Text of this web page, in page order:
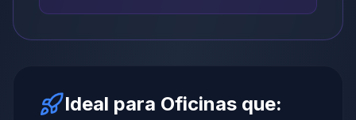
Ideal para Oficinas que: